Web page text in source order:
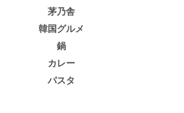
茅乃舎
韓国グルメ
鍋
カレー
パスタ